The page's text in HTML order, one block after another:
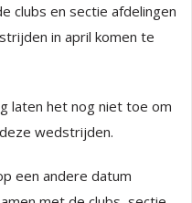
clubs en sectie afdelingen
in april komen te
laten het nog niet toe om
wedstrijden.
een andere datum